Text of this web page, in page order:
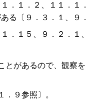
．１．２、１１．１．
．１５、９．２．１、
る〔９．３．１、９．
とがあるので、観察を
９参照〕。